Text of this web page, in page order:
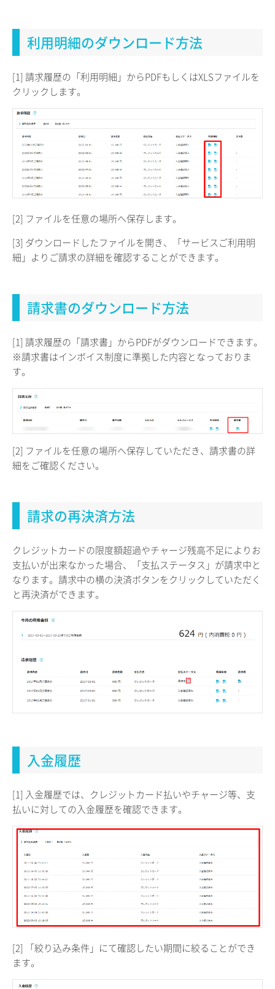
利用明細のダウンロード方法
[1] 請求履歴の「利用明細」からPDFもしくはXLSファイルを
クリックします。
[2] ファイルを任意の場所へ保存します。
[3] ダウンロードしたファイルを開き、「サービスご利用明
細」よりご請求の詳細を確認することができます。
請求書のダウンロード方法
[1] 請求履歴の「請求書」からPDFがダウンロードできます。
※請求書はインボイス制度に準拠した内容となっておりま
す。
[2] ファイルを任意の場所へ保存していただき、請求書の詳
細をご確認ください。
請求の再決済方法
クレジットカードの限度額超過やチャージ残高不足によりお
支払いが出来なかった場合、「支払ステータス」が請求中と
なります。請求中の横の決済ボタンをクリックしていただく
と再決済ができます。
入金履歴
[1] 入金履歴では、クレジットカード払いやチャージ等、支
払いに対しての入金履歴を確認できます。
[2] 「絞り込み条件」にて確認したい期間に絞ることができ
ます。